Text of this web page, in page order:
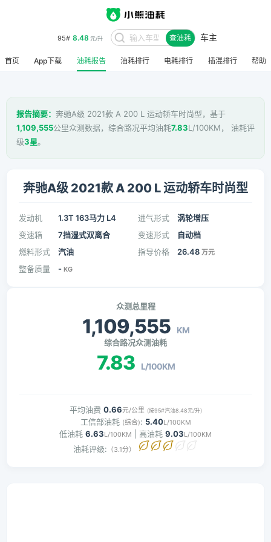
95# 8.48 元/升 查油耗 车主
首页 App下载 油耗报告 油耗排行 电耗排行 插混排行 帮助
报告摘要： 奔驰A级 2021款 A 200 L 运动轿车时尚型，基于
1,109,555公里众测数据，综合路况平均油耗7.83L/100KM， 油耗评
级3星。
奔驰A级 2021款 A 200 L 运动轿车时尚型
发动机 1.3T 163马力 L4 进气形式
涡轮增压
变速箱
7挡湿式双离合 变速形式
自动档
燃料形式
汽油 指导价格 26.48 万元
整备质量 - KG
众测总里程
1,109,555 KM
综合路况众测油耗
7.83 L/100KM
平均油费 0.66元/公里 (按95#汽油8.48元/升)
工信部油耗 (综合): 5.40L/100KM
低油耗 6.63L/100KM | 高油耗 9.03L/100KM
油耗评级: （3.1分）